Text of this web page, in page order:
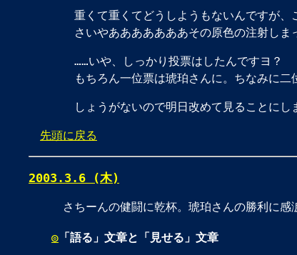
重くて重くてどうしようもないんですが
さいやあああああああその原色の注射しま
……いや、しっかり投票はしたんですヨ？
もちろん一位票は琥珀さんに。ちなみに二
しょうがないので明日改めて見ることにし
先頭に戻る
2003.3.6 (木)
さちーんの健闘に乾杯。琥珀さんの勝利に感
◎ 「語る」文章と「見せる」文章